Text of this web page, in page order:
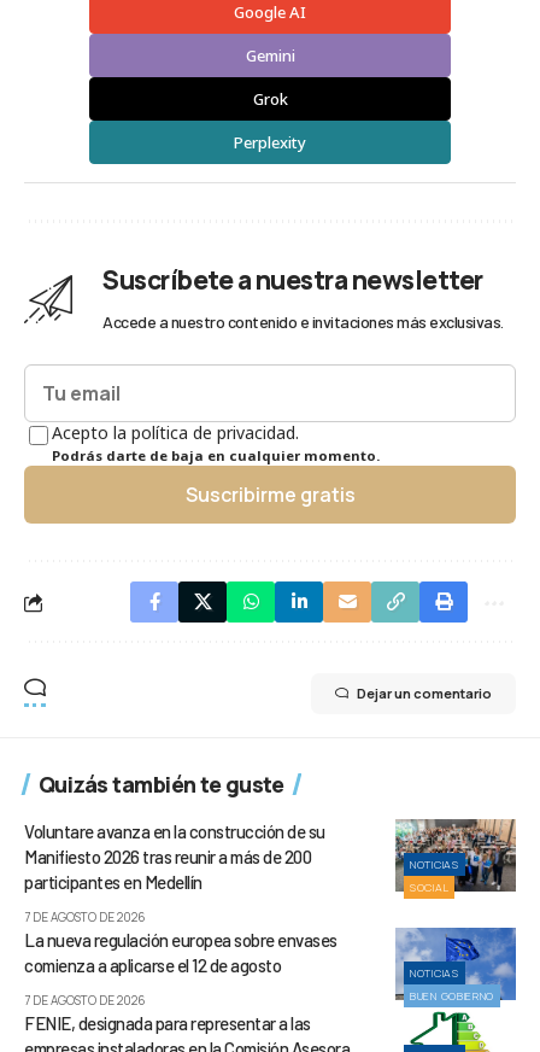
Google AI
Gemini
Grok
Perplexity
Suscríbete a nuestra newsletter
Accede a nuestro contenido e invitaciones más exclusivas.
Acepto la política de privacidad.
Podrás darte de baja en cualquier momento.
Suscribirme gratis
Dejar un comentario
Quizás también te guste
NOTICIAS
SOCIAL
Voluntare avanza en la construcción de su
Manifiesto 2026 tras reunir a más de 200
participantes en Medellín
7 DE AGOSTO DE 2026
NOTICIAS
BUEN GOBIERNO
La nueva regulación europea sobre envases
comienza a aplicarse el 12 de agosto
7 DE AGOSTO DE 2026
FENIE, designada para representar a las